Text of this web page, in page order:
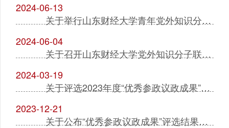
2024-06-13
关于举行山东财经大学青年党外知识分子读书会暨“同心书屋”启动仪式的通知
2024-06-04
关于召开山东财经大学党外知识分子联谊会换届大会的通知
2024-03-19
关于评选2023年度“优秀参政议政成果”的通知
2023-12-21
关于公布“优秀参政议政成果”评选结果的通知